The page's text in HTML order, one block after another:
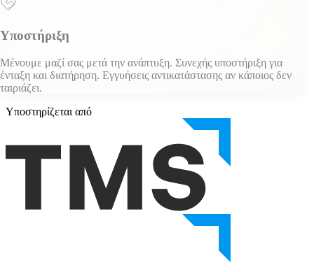
Υποστήριξη
Μένουμε μαζί σας μετά την ανάπτυξη. Συνεχής υποστήριξη για
ένταξη και διατήρηση. Εγγυήσεις αντικατάστασης αν κάποιος δεν
ταιριάζει.
Υποστηρίζεται από